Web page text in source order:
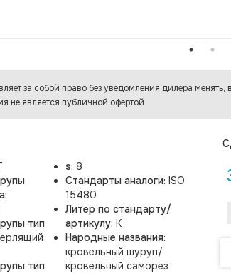
тип
тип
s: 8
Стандарты аналоги: ISO
15480
Литер по стандарту/
артикулу: K
Народные названия:
кровельный шуруп/
кровельный саморез
за собой право без уведомления дилера
не является публичной офертой